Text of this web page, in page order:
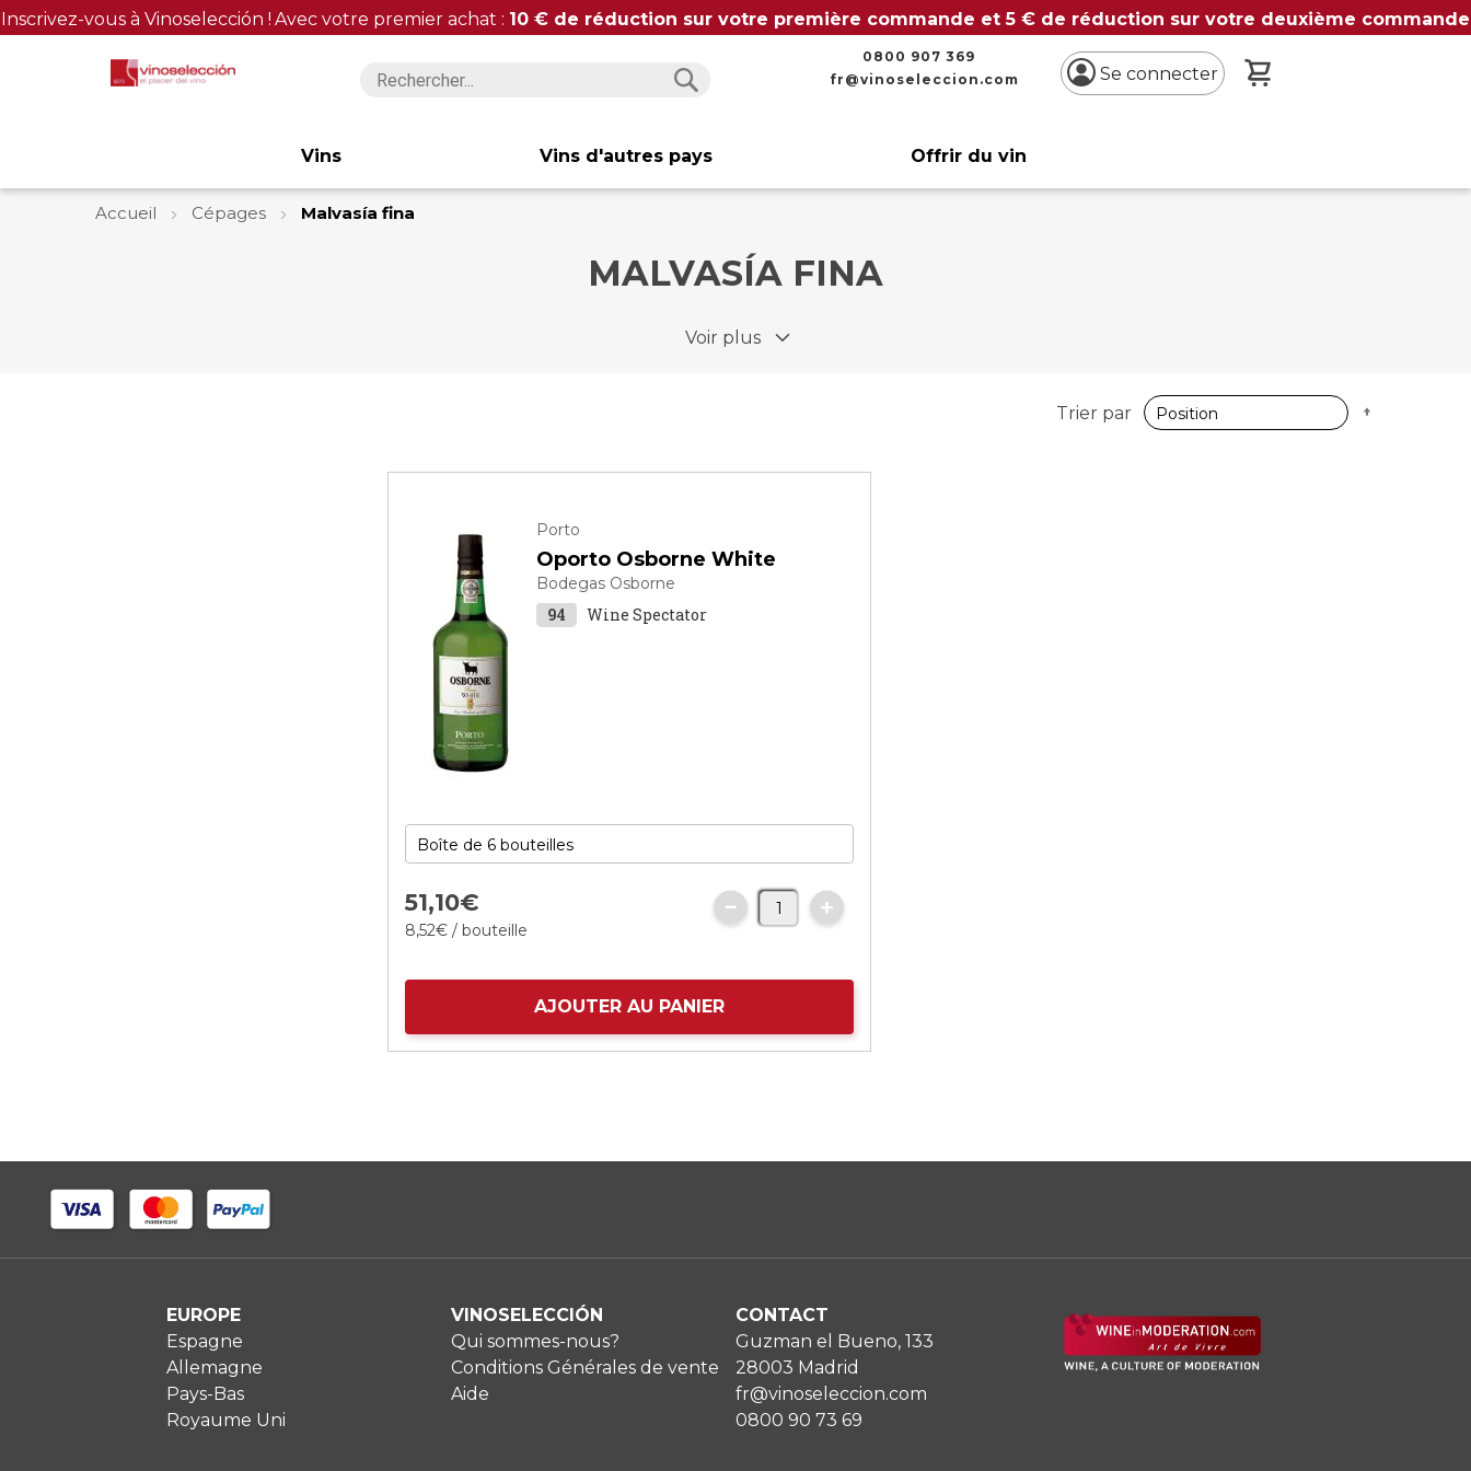
Inscrivez-vous à Vinoselección ! Avec votre premier achat : 10 € de réduction sur votre première commande et 5 € de réduction sur votre deuxième commande
0800 907 369
fr@vinoseleccion.com
Se connecter
Vins Vins d'autres pays Offrir du vin
Accueil Cépages Malvasía fina
MALVASÍA FINA
Voir plus
Trier par
Porto
Oporto Osborne White
Bodegas Osborne
94 Wine Spectator
51,10€
8,52€ / bouteille
AJOUTER AU PANIER
EUROPE
Espagne
Allemagne
Pays-Bas
Royaume Uni
VINOSELECCIÓN
Qui sommes-nous?
Conditions Générales de vente
Aide
CONTACT
Guzman el Bueno, 133
28003 Madrid
fr@vinoseleccion.com
0800 90 73 69